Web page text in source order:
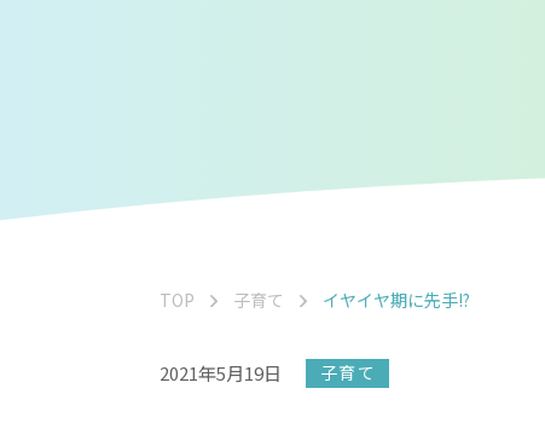
TOP 子育て イヤイヤ期に先手!?
2021年5月19日 子育て